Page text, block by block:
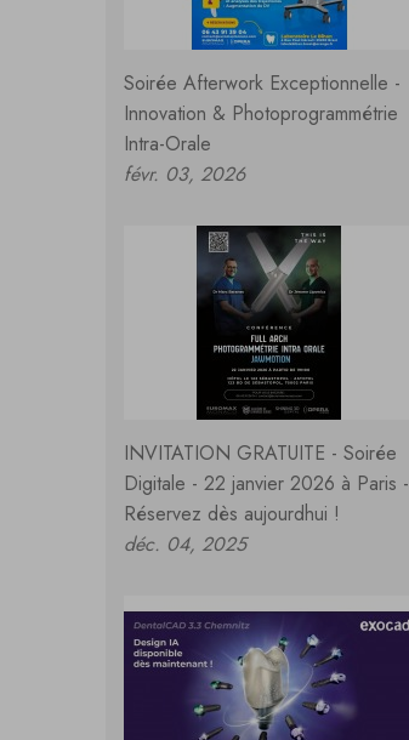
Soirée Afterwork Exceptionnelle -
Innovation & Photoprogrammétrie
Intra-Orale
févr. 03, 2026
INVITATION GRATUITE - Soirée
Digitale - 22 janvier 2026 à Paris -
Réservez dès aujourdhui !
déc. 04, 2025